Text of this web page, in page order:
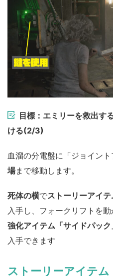
目標：エミリーを救出す
ける(2/3)
血溜の分電盤に「ジョイント
場まで移動します。
死体の横でストーリーアイテ
入手し、フォークリフトを動
強化アイテム「サイドパック
入手できます
ストーリーアイテ